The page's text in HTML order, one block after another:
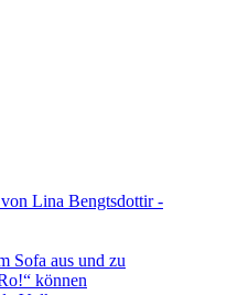
Lina Bengtsdottir -
Sofa aus und zu
können